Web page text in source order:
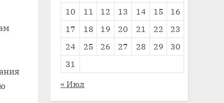
10
11 12 13 14 15
16
17
18 19 20 21 22
23
24
25 26 27 28 29
30
31
« Июл